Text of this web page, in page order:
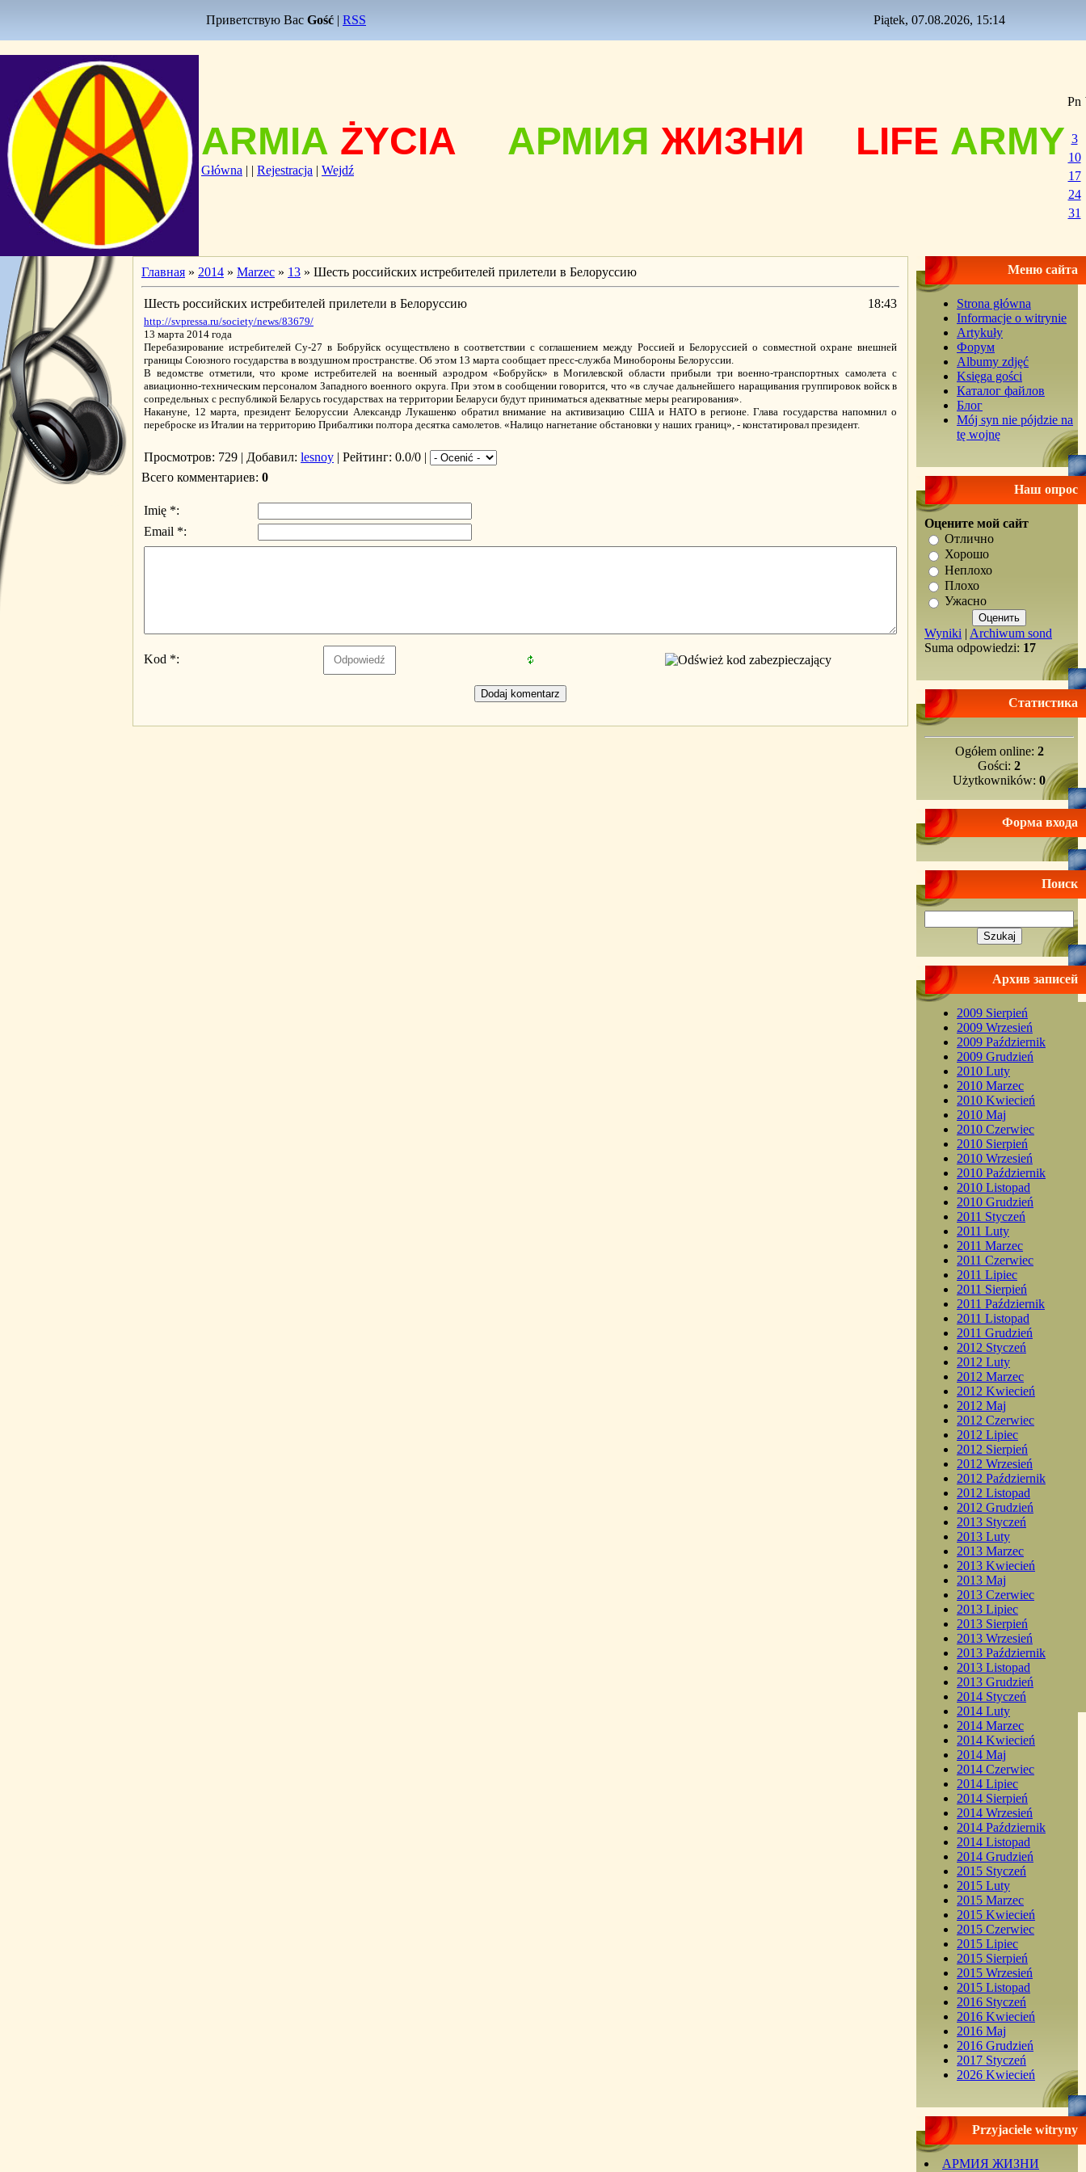
Приветствую Вас Gość | RSS Piątek, 07.08.2026, 15:14
ARMIA ŻYCIA АРМИЯ ЖИЗНИ LIFE ARMY
Główna | | Rejestracja | Wejdź
Pn
3
10
17
24
31
Главная » 2014 » Marzec » 13 » Шесть российских истребителей прилетели в Белоруссию
Шесть российских истребителей прилетели в Белоруссию 18:43
http://svpressa.ru/society/news/83679/
13 марта 2014 года
Перебазирование истребителей Су-27 в Бобруйск осуществлено в соответствии с соглашением между Россией и Белоруссией о совместной охране внешней
границы Союзного государства в воздушном пространстве. Об этом 13 марта сообщает пресс-служба Минобороны Белоруссии.
В ведомстве отметили, что кроме истребителей на военный аэродром «Бобруйск» в Могилевской области прибыли три военно-транспортных самолета с
авиационно-техническим персоналом Западного военного округа. При этом в сообщении говорится, что «в случае дальнейшего наращивания группировок войск в
сопредельных с республикой Беларусь государствах на территории Беларуси будут приниматься адекватные меры реагирования».
Накануне, 12 марта, президент Белоруссии Александр Лукашенко обратил внимание на активизацию США и НАТО в регионе. Глава государства напомнил о
переброске из Италии на территорию Прибалтики полтора десятка самолетов. «Налицо нагнетание обстановки у наших границ», - констатировал президент.
Просмотров: 729 | Добавил: lesnoy | Рейтинг: 0.0/0 |
Всего комментариев: 0
Imię *:
Email *:
Kod *:
Меню сайта
Strona główna
Informacje o witrynie
Artykuły
Форум
Albumy zdjęć
Księga gości
Каталог файлов
Блог
Mój syn nie pójdzie na
tę wojnę
Наш опрос
Оцените мой сайт
Отлично
Хорошо
Неплохо
Плохо
Ужасно
Wyniki | Archiwum sond
Suma odpowiedzi: 17
Статистика
Ogółem online: 2
Gości: 2
Użytkowników: 0
Форма входа
Поиск
Архив записей
2009 Sierpień
2009 Wrzesień
2009 Październik
2009 Grudzień
2010 Luty
2010 Marzec
2010 Kwiecień
2010 Maj
2010 Czerwiec
2010 Sierpień
2010 Wrzesień
2010 Październik
2010 Listopad
2010 Grudzień
2011 Styczeń
2011 Luty
2011 Marzec
2011 Czerwiec
2011 Lipiec
2011 Sierpień
2011 Październik
2011 Listopad
2011 Grudzień
2012 Styczeń
2012 Luty
2012 Marzec
2012 Kwiecień
2012 Maj
2012 Czerwiec
2012 Lipiec
2012 Sierpień
2012 Wrzesień
2012 Październik
2012 Listopad
2012 Grudzień
2013 Styczeń
2013 Luty
2013 Marzec
2013 Kwiecień
2013 Maj
2013 Czerwiec
2013 Lipiec
2013 Sierpień
2013 Wrzesień
2013 Październik
2013 Listopad
2013 Grudzień
2014 Styczeń
2014 Luty
2014 Marzec
2014 Kwiecień
2014 Maj
2014 Czerwiec
2014 Lipiec
2014 Sierpień
2014 Wrzesień
2014 Październik
2014 Listopad
2014 Grudzień
2015 Styczeń
2015 Luty
2015 Marzec
2015 Kwiecień
2015 Czerwiec
2015 Lipiec
2015 Sierpień
2015 Wrzesień
2015 Listopad
2016 Styczeń
2016 Kwiecień
2016 Maj
2016 Grudzień
2017 Styczeń
2026 Kwiecień
Przyjaciele witryny
АРМИЯ ЖИЗНИ